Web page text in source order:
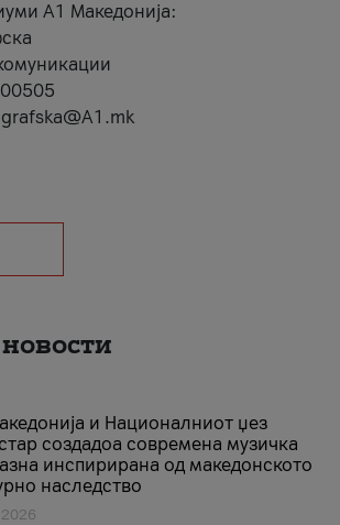
А1 Македонија:
и Националниот џез
создадоа современа музичка
инспирирана од македонското
наследство